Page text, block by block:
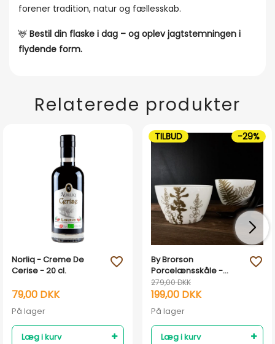
forener tradition, natur og fællesskab.
🦌 Bestil din flaske i dag – og oplev jagtstemningen i
flydende form.
Relaterede produkter
Norliq - Creme De
Cerise - 20 cl.
79,00 DKK
På lager
Læg i kurv
favorite_outline
By Brorson
Porcelænsskåle -
Bregne & Gyvel
279,00 DKK
199,00 DKK
På lager
Læg i kurv
favorite_outline
TILBUD -29%